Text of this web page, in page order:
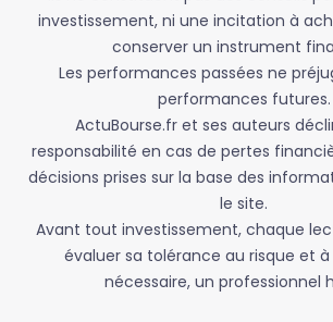
investissement, ni une incitation à
conserver un instrument
Les performances passées ne
performances futures.
ActuBourse.fr et ses auteurs
responsabilité en cas de pertes
décisions prises sur la base des
le site.
Avant tout investissement, chaque
évaluer sa tolérance au risque et à
nécessaire, un professionnel